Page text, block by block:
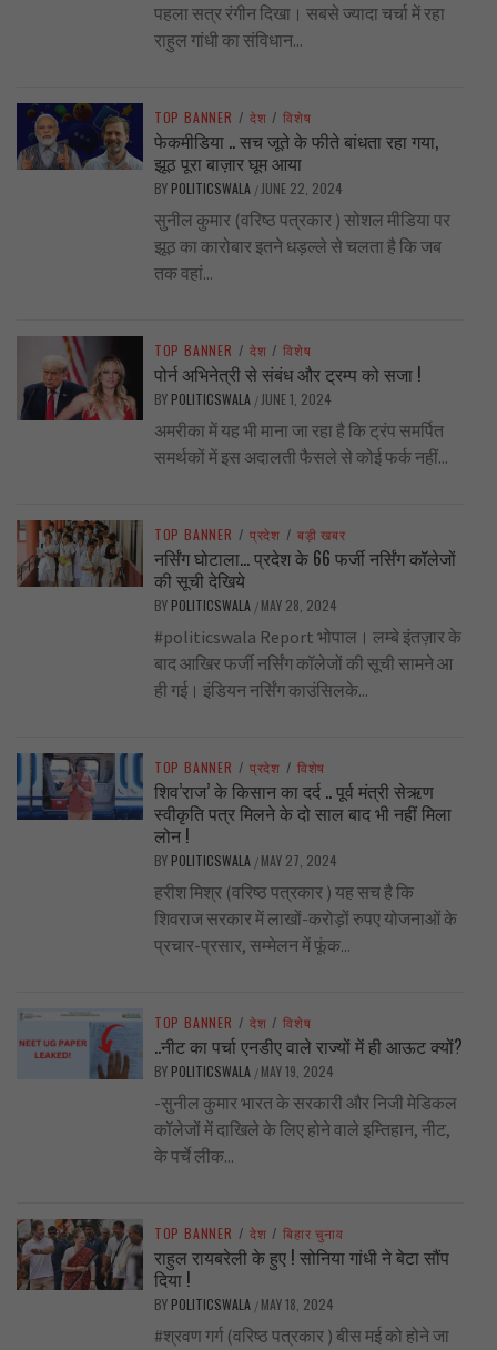
पहला सत्र रंगीन दिखा। सबसे ज्यादा चर्चा में रहा
राहुल गांधी का संविधान...
TOP BANNER / देश / विशेष
फेकमीडिया .. सच जूते के फीते बांधता रहा गया,
झूठ पूरा बाज़ार घूम आया
BY POLITICSWALA / JUNE 22, 2024
सुनील कुमार (वरिष्ठ पत्रकार ) सोशल मीडिया पर
झूठ का कारोबार इतने धड़ल्ले से चलता है कि जब
तक वहां...
TOP BANNER / देश / विशेष
पोर्न अभिनेत्री से संबंध और ट्रम्प को सजा !
BY POLITICSWALA / JUNE 1, 2024
अमरीका में यह भी माना जा रहा है कि ट्रंप समर्पित
समर्थकों में इस अदालती फैसले से कोई फर्क नहीं...
TOP BANNER / प्रदेश / बड़ी खबर
नर्सिंग घोटाला… प्रदेश के 66 फर्जी नर्सिंग कॉलेजों
की सूची देखिये
BY POLITICSWALA / MAY 28, 2024
#politicswala Report भोपाल। लम्बे इंतज़ार के
बाद आखिर फर्जी नर्सिंग कॉलेजों की सूची सामने आ
ही गई। इंडियन नर्सिंग काउंसिलके...
TOP BANNER / प्रदेश / विशेष
शिव’राज’ के किसान का दर्द .. पूर्व मंत्री सेऋण
स्वीकृति पत्र मिलने के दो साल बाद भी नहीं मिला
लोन !
BY POLITICSWALA / MAY 27, 2024
हरीश मिश्र (वरिष्ठ पत्रकार ) यह सच है कि
शिवराज सरकार में लाखों-करोड़ों रुपए योजनाओं के
प्रचार-प्रसार, सम्मेलन में फूंक...
TOP BANNER / देश / विशेष
..नीट का पर्चा एनडीए वाले राज्यों में ही आऊट क्यों?
BY POLITICSWALA / MAY 19, 2024
-सुनील कुमार भारत के सरकारी और निजी मेडिकल
कॉलेजों में दाखिले के लिए होने वाले इम्तिहान, नीट,
के पर्चे लीक...
TOP BANNER / देश / बिहार चुनाव
राहुल रायबरेली के हुए ! सोनिया गांधी ने बेटा सौंप
दिया !
BY POLITICSWALA / MAY 18, 2024
#श्रवण गर्ग (वरिष्ठ पत्रकार ) बीस मई को होने जा